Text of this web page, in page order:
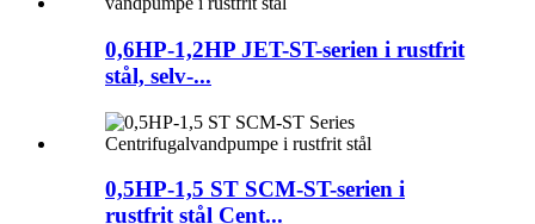
0,6HP-1,2HP JET-ST-serien i rustfrit
stål, selv-...
0,5HP-1,5 ST SCM-ST-serien i
rustfrit stål Cent...